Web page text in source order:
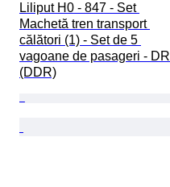
Liliput H0 - 847 - Set
Machetă tren transport
călători (1) - Set de 5
vagoane de pasageri - DR
(DDR)